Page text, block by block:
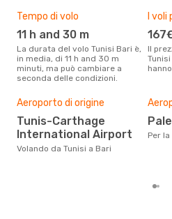
Tempo di volo
11 h and 30 m
La durata del volo Tunisi Bari è,
in media, di 11 h and 30 m
minuti, ma può cambiare a
seconda delle condizioni.
I
Il prezzo più basso per un volo
Aeroporto di origine
Tunis-Carthage
International Airport
Volando da Tunisi a Bari
Per